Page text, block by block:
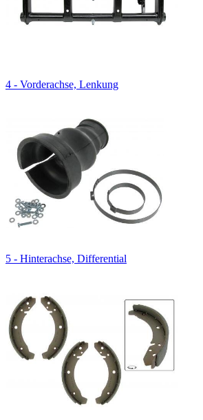
4 - Vorderachse, Lenkung
5 - Hinterachse, Differential